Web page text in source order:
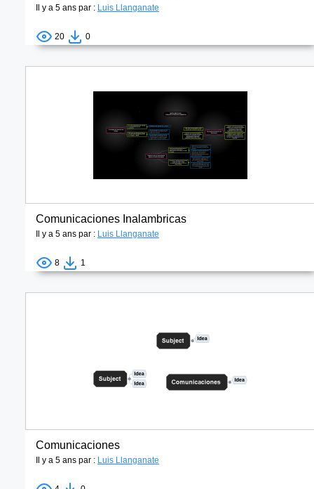
Il y a 5 ans par : Luis Llanganate
20 0
Comunicaciones Inalambricas
Il y a 5 ans par : Luis Llanganate
8 1
Comunicaciones
Il y a 5 ans par : Luis Llanganate